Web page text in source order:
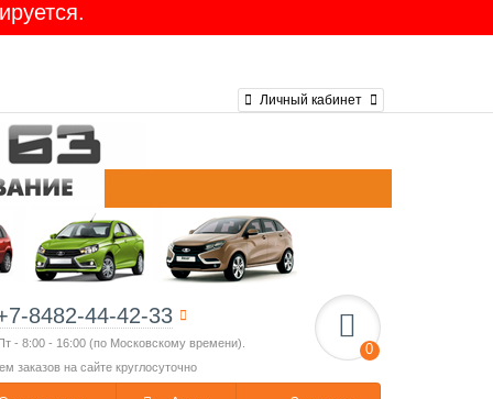
Личный кабинет
8482-44-42-33
- 8:00 - 16:00 (по Московскому времени).
заказов на сайте круглосуточно
0